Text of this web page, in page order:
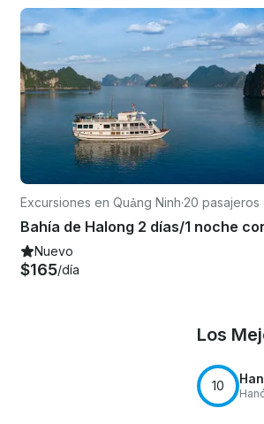
Excursiones en Quảng Ninh·20 pasajeros
Nuevo
$165/día
Los
10